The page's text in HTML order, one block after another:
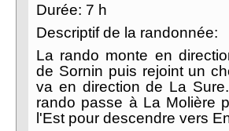
Durée: 7 h
Descriptif de la randonnée:
La rando monte en
de Sornin puis rejoint un
va en direction de La
rando passe à La Molière
l'Est pour descendre vers